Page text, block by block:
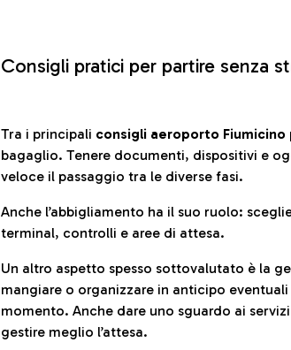
Consigli pratici per partire senza
Tra i principali consigli aeroporto Fiumicino
bagaglio. Tenere documenti, dispositivi e
veloce il passaggio tra le diverse fasi.
Anche l’abbigliamento ha il suo ruolo:
terminal, controlli e aree di attesa.
Un altro aspetto spesso sottovalutato è la
mangiare o organizzare in anticipo
momento. Anche dare uno sguardo ai
gestire meglio l’attesa.